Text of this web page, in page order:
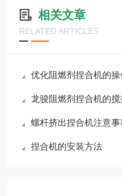
相关文章
RELATED ARTICLES
优化阻燃剂捏合机的
龙骏阻燃剂捏合机的搅
螺杆挤出捏合机注意
捏合机的安装方法